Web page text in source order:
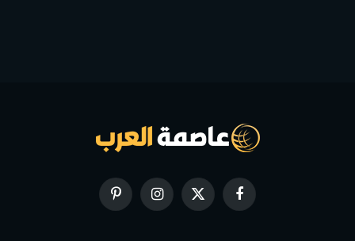
فيسبوك
X
(Twitter)
الانستغرامبينتيريست